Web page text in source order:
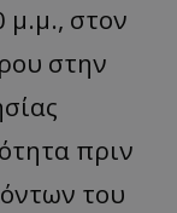
μ.μ., στον
στην
πριν
του